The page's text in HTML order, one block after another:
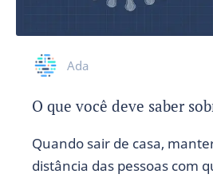
Ada
O que você deve saber
Quando sair de casa,
distância das pessoas com